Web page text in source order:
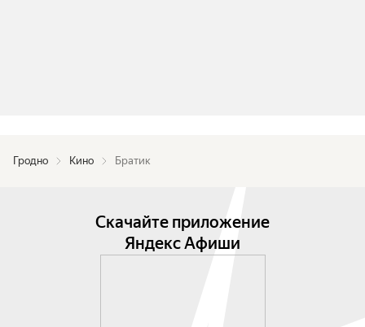
Гродно Кино Братик
Скачайте приложение
Яндекс Афиши